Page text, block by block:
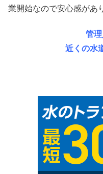
業開始なので安心感があ
管
近くの水